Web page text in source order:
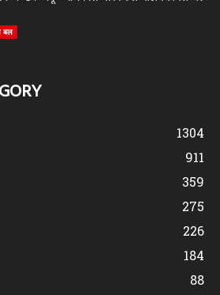
बल
1304
911
359
275
226
184
88